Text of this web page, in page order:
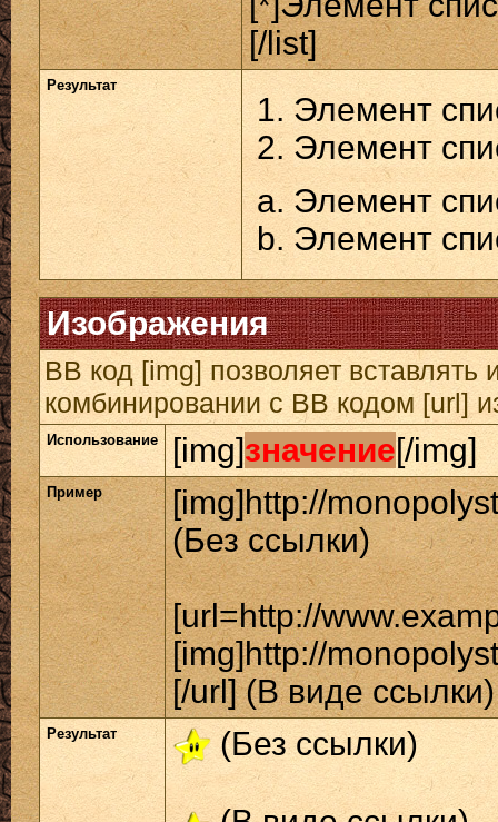
[/list]
Результат
Элемент
Элемент
Элемент
Элемент
Изображения
BB код [img] позволяет
комбинировании с BB кодом [url]
Использование [img]значение[/img]
Пример
[img]http://
(Без ссылки)
[url=http://
[img]http://
[/url] (В виде ссылки)
Результат (Без ссылки)